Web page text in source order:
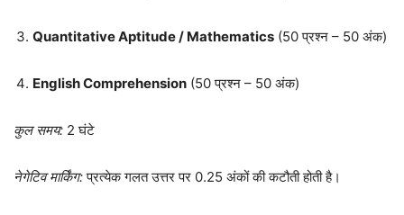
Quantitative Aptitude / Mathematics (50 प्रश्न – 50 अंक)
English Comprehension (50 प्रश्न – 50 अंक)
कुल समय: 2 घंटे
नेगेटिव मार्किंग:प्रत्येक गलत उत्तर पर 0.25 अंकों की कटौती होती है।